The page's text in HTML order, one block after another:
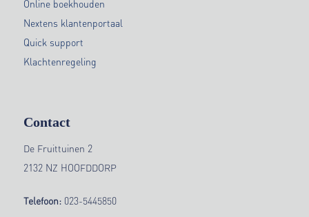
Online boekhouden
Nextens klantenportaal
Quick support
Klachtenregeling
Contact
De Fruittuinen 2
2132 NZ HOOFDDORP
Telefoon:023-5445850